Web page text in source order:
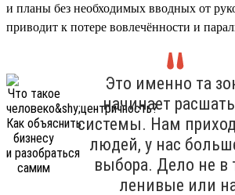
и планы без необходимых вводных от
приводит к потере вовлечённости и
Это именно та
начинает
системы. Нам
людей, у нас
выбора. Дело не в
ленивые или